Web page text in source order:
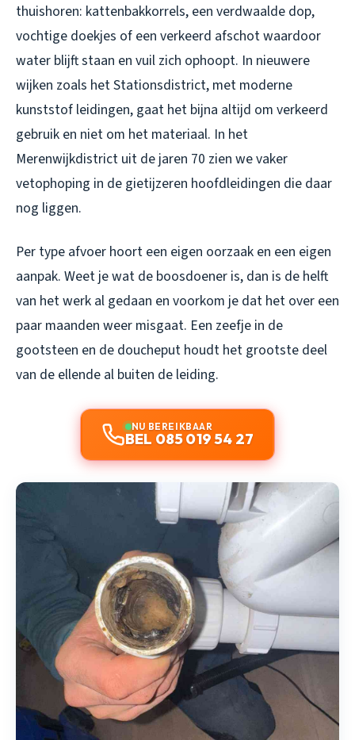
thuishoren: kattenbakkorrels, een verdwaalde dop,
vochtige doekjes of een verkeerd afschot waardoor
water blijft staan en vuil zich ophoopt. In nieuwere
wijken zoals het Stationsdistrict, met moderne
kunststof leidingen, gaat het bijna altijd om verkeerd
gebruik en niet om het materiaal. In het
Merenwijkdistrict uit de jaren 70 zien we vaker
vetophoping in de gietijzeren hoofdleidingen die daar
nog liggen.
Per type afvoer hoort een eigen oorzaak en een eigen
aanpak. Weet je wat de boosdoener is, dan is de helft
van het werk al gedaan en voorkom je dat het over een
paar maanden weer misgaat. Een zeefje in de
gootsteen en de doucheput houdt het grootste deel
van de ellende al buiten de leiding.
NU BEREIKBAAR
BEL 085 019 54 27